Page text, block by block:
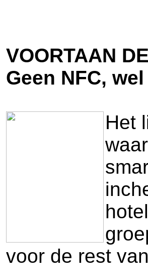
VOORTAAN
Geen NFC,
Het
voor de rest